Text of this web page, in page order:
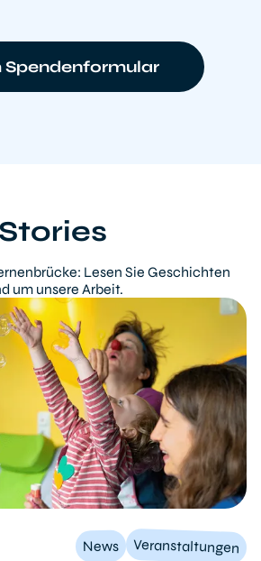
Spendenformular
Lesen Sie Geschichten
um unsere Arbeit.
News Veranstaltungen